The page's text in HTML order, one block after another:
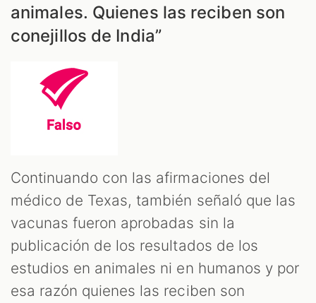
animales. Quienes las reciben son
conejillos de India”
Continuando con las afirmaciones del
médico de Texas, también señaló que las
vacunas fueron aprobadas sin la
publicación de los resultados de los
estudios en animales ni en humanos y por
esa razón quienes las reciben son